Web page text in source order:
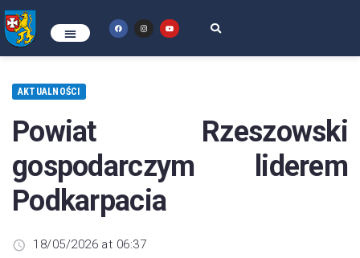
AKTUALNOŚCI
Powiat Rzeszowski
gospodarczym liderem
Podkarpacia
18/05/2026 at 06:37